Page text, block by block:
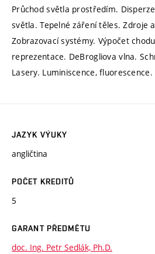
Průchod světla prostředím.
světla. Tepelné záření těles. Zdroje
Zobrazovací systémy. Výpočet
reprezentace. DeBrogliova vlna.
Lasery. Luminiscence,
JAZYK VÝUKY
angličtina
POČET KREDITŮ
5
GARANT PŘEDMĚTU
doc. Ing. Petr Sedlák, Ph.D.